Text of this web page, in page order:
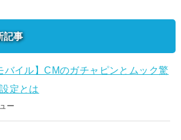
記事
バイル】CMのガチャピンとムック驚
定とは
ー